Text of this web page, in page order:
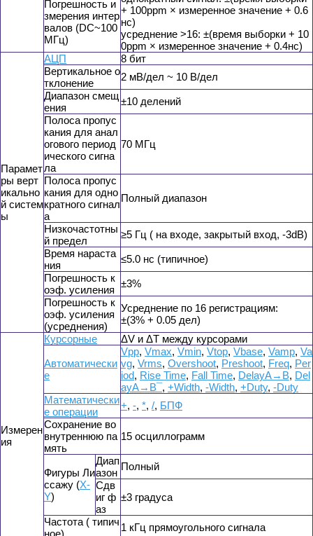
Погрешность и
змерения интер
валов (DC~100
МГц)
+ 100ppm × измеренное значение + 0.6
нс)
усреднение >16: ±(время выборки + 10
0ppm × измеренное значение + 0.4нс)
Парамет
ры верт
икально
й систем
ы
АЦП
8 бит
Вертикальное о
тклонение
2 мВ/дел ~ 10 В/дел
Диапазон смещ
ения
±10 делений
Полоса пропус
кания для анал
огового период
ического сигна
ла
70 МГц
Полоса пропус
кания для одно
кратного сигнал
а
Полный диапазон
Низкочастотны
й предел
≥5 Гц ( на входе, закрытый вход, -3dB)
Время нараста
ния
≤5.0 нс (типичное)
Погрешность к
оэф. усиления
±3%
Погрешность к
оэф. усиления
(усреднения)
Усреднение по 16 регистрациям:
±(3% + 0.05 дел)
Измерен
ия
Курсорные ΔV и ΔT между курсорами
Автоматически
е
Vpp, Vmax, Vmin, Vtop, Vbase, Vamp, Va
vg, Vrms, Overshoot, Preshoot, Freq, Per
iod, Rise Time, Fall Time, DelayA→B­, Del
ayA→B¯, +Width, -Width, +Duty, -Duty
Математически
е операции
+, -, *, /, БПФ
Сохранение во
внутреннюю па
мять
15 осциллограмм
Фигуры Ли
ссажу (X-
Y)
Диап
азон
Полный
Сдв
иг ф
аз
±3 градуса
Частота ( типич
ное)
1 кГц прямоугольного сигнала